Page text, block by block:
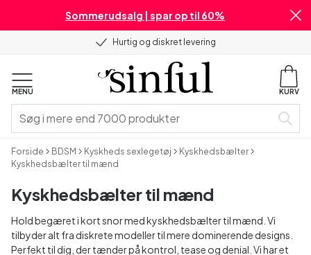
Sommerudsalg | spar op til 60%
Hurtig og diskret levering
MENU KURV
Forside BDSM Kyskheds sexlegetøj
Kyskhedsbælter
Kyskhedsbælter til mænd
Kyskhedsbælter til mænd
Hold begæret i kort snor med kyskhedsbælter til mænd. Vi
tilbyder alt fra diskrete modeller til mere dominerende designs.
Perfekt til dig, der tænder på kontrol, tease og denial. Vi har et